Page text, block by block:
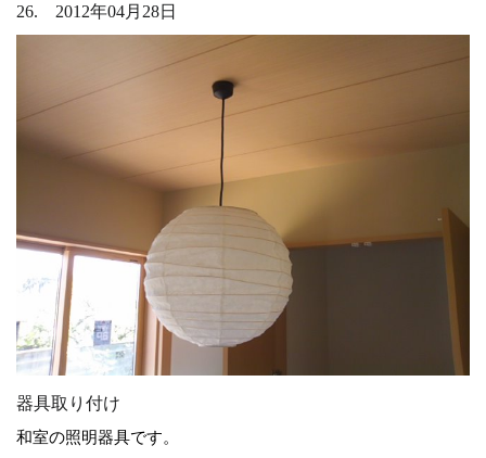
26. 2012年04月28日
器具取り付け
和室の照明器具です。